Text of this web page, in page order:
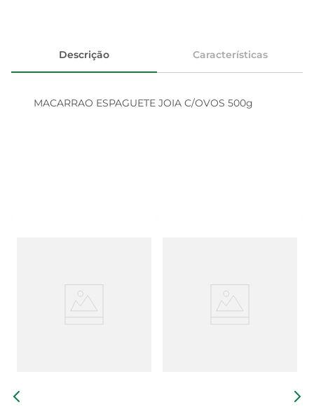
Descrição Características
MACARRAO ESPAGUETE JOIA C/OVOS 500g